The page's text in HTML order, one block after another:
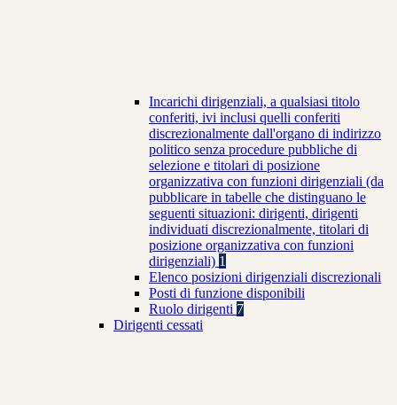
Incarichi dirigenziali, a qualsiasi titolo
conferiti, ivi inclusi quelli conferiti
discrezionalmente dall'organo di indirizzo
politico senza procedure pubbliche di
selezione e titolari di posizione
organizzativa con funzioni dirigenziali (da
pubblicare in tabelle che distinguano le
seguenti situazioni: dirigenti, dirigenti
individuati discrezionalmente, titolari di
posizione organizzativa con funzioni
dirigenziali) 1
Elenco posizioni dirigenziali discrezionali
Posti di funzione disponibili
Ruolo dirigenti 7
Dirigenti cessati